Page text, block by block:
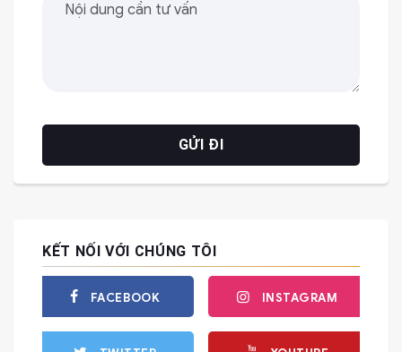
KẾT NỐI VỚI CHÚNG TÔI
FACEBOOK INSTAGRAM